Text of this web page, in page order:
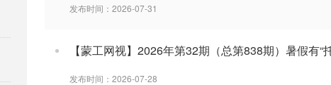
发布时间：2026-07-31
【蒙工网视】2026年第32期（总第838期）暑假有
发布时间：2026-07-28